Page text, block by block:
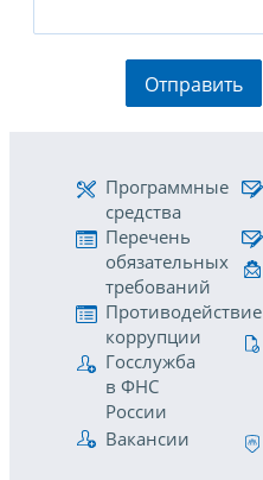
Отправить
Программные
средства
Перечень
обязательных
требований
Противодействие
коррупции
Госслужба
в ФНС
России
Вакансии